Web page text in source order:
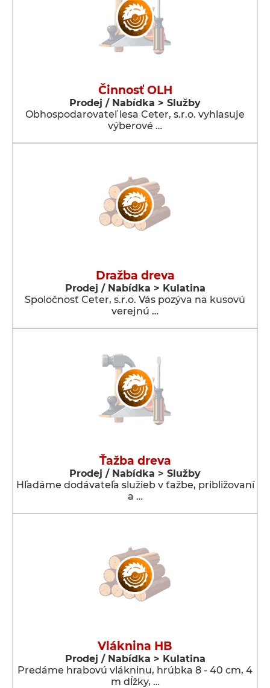
Činnosť OLH
Prodej / Nabídka > Služby
Obhospodarovateľ lesa Ceter, s.r.o. vyhlasuje
výberové …
Dražba dreva
Prodej / Nabídka > Kulatina
Spoločnosť Ceter, s.r.o. Vás pozýva na kusovú
verejnú …
Ťažba dreva
Prodej / Nabídka > Služby
Hľadáme dodávateľa služieb v ťažbe, približovaní
a …
Vláknina HB
Prodej / Nabídka > Kulatina
Predáme hrabovú vlákninu, hrúbka 8 - 40 cm, 4
m dĺžky, …